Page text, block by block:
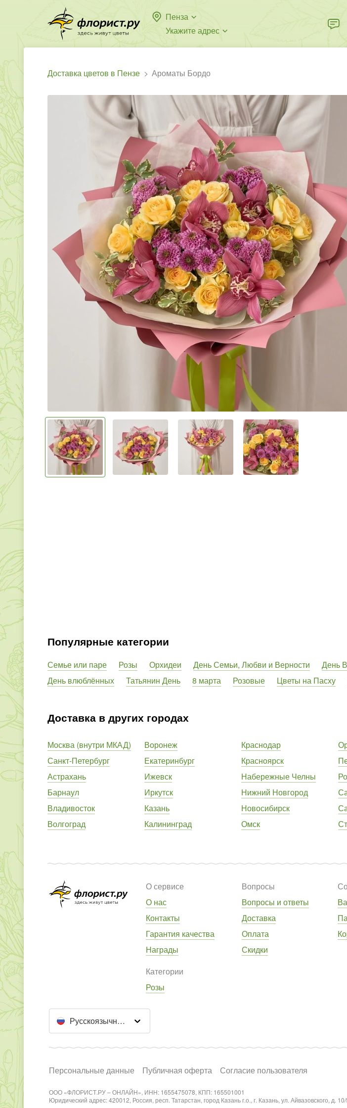
Пенза
Укажите адрес
Доставка цветов в Пензе Ароматы Бордо
Популярные категории
Семье или паре Розы Орхидеи День Семьи, Любви и Верности День
День влюблённых
Татьянин День 8 марта Розовые Цветы на Пасху
Доставка в других городах
Москва (внутри МКАД)
Санкт-Петербург
Астрахань
Барнаул
Владивосток
Волгоград
Воронеж
Екатеринбург
Ижевск
Иркутск
Казань
Калининград
Краснодар
Красноярск
Набережные Челны
Нижний Новгород
Новосибирск
Омск
О сервисе
О нас
Контакты
Гарантия качества
Награды
Вопросы
Вопросы и ответы
Доставка
Оплата
Скидки
Категории
Розы
Русскоязычный сайт
Персональные данные Публичная оферта Согласие пользователя
ООО «ФЛОРИСТ.РУ – ОНЛАЙН», ИНН: 1655475078, КПП: 165501001
Юридический адрес: 420012, Россия, респ. Татарстан, город Казань г.о., г. Казань, ул. Айвазовского, д.